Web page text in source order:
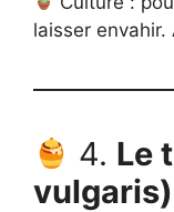
laisser
4. Le
vulgaris)